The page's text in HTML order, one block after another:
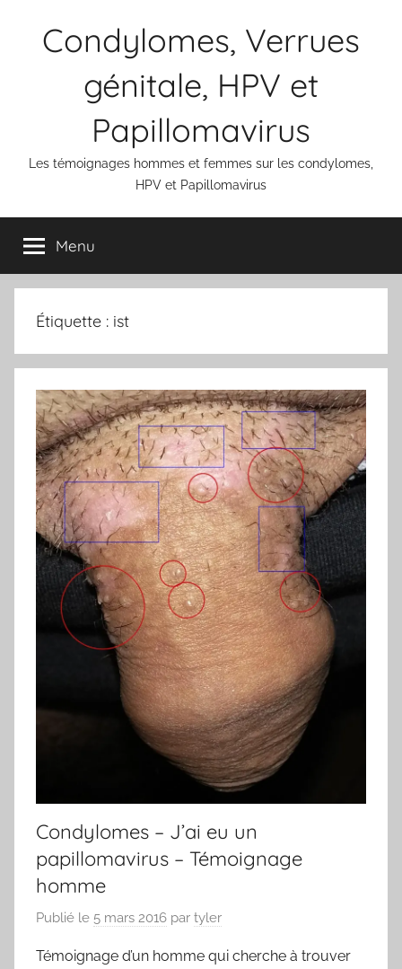
Condylomes, Verrues
génitale, HPV et
Papillomavirus
Les témoignages hommes et femmes sur les condylomes,
HPV et Papillomavirus
Menu
Étiquette : ist
Condylomes – J’ai eu un
papillomavirus – Témoignage
homme
Publié le 5 mars 2016 par tyler
Témoignage d’un homme qui cherche à trouver